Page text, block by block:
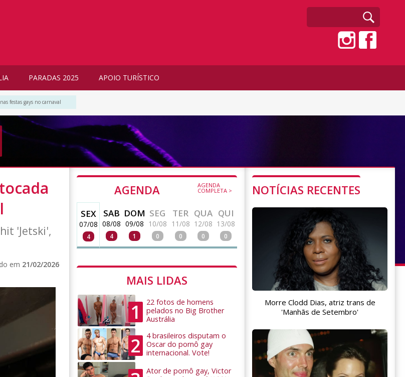
PARADAS 2025 APOIO TURÍSTICO
festas gays no carnaval
'Jetski',
em 21/02/2026
AGENDA AGENDA
COMPLETA >
SEX
07/08
4
SAB
08/08
4
DOM
09/08
1
SEG
10/08
0
TER
11/08
0
QUA
12/08
0
QUI
13/08
0
MAIS LIDAS
1
22 fotos de homens
pelados no Big Brother
Austrália
2
4 brasileiros disputam o
Oscar do pornô gay
internacional. Vote!
Ator de pornô gay, Victor
NOTÍCIAS RECENTES
Morre Clodd Dias, atriz trans de
'Manhãs de Setembro'